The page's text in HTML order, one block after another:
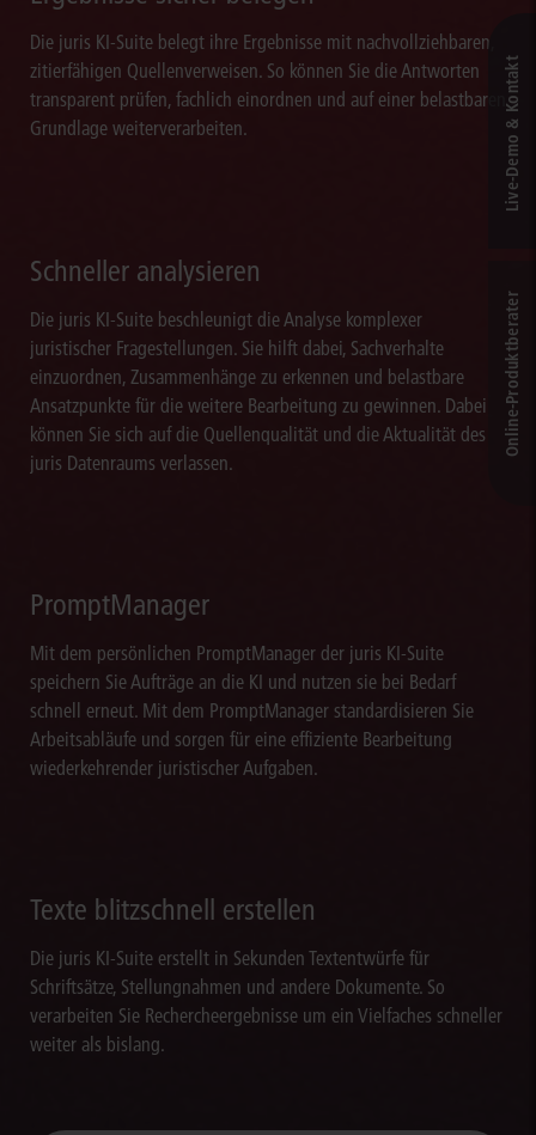
Die juris KI-Suite belegt ihre Ergebnisse mit nachvollziehbaren,
zitierfähigen Quellenverweisen. So können Sie die Antworten
transparent prüfen, fachlich einordnen und auf einer belastbaren
Grundlage weiterverarbeiten.
Schneller analysieren
Die juris KI-Suite beschleunigt die Analyse komplexer
juristischer Fragestellungen. Sie hilft dabei, Sachverhalte
einzuordnen, Zusammenhänge zu erkennen und belastbare
Ansatzpunkte für die weitere Bearbeitung zu gewinnen. Dabei
können Sie sich auf die Quellenqualität und die Aktualität des
juris Datenraums verlassen.
PromptManager
Mit dem persönlichen PromptManager der juris KI-Suite
speichern Sie Aufträge an die KI und nutzen sie bei Bedarf
schnell erneut. Mit dem PromptManager standardisieren Sie
Arbeitsabläufe und sorgen für eine effiziente Bearbeitung
wiederkehrender juristischer Aufgaben.
Texte blitzschnell erstellen
Die juris KI-Suite erstellt in Sekunden Textentwürfe für
Schriftsätze, Stellungnahmen und andere Dokumente. So
verarbeiten Sie Rechercheergebnisse um ein Vielfaches schneller
weiter als bislang.
Live‑Demo & Kontakt
Online-Produkt­berater